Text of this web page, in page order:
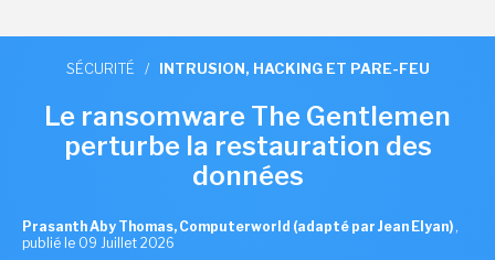
SÉCURITÉ / INTRUSION, HACKING ET PARE-FEU
Le ransomware The Gentlemen
perturbe la restauration des
données
Prasanth Aby Thomas, Computerworld (adapté par Jean Elyan) ,
publié le 09 Juillet 2026